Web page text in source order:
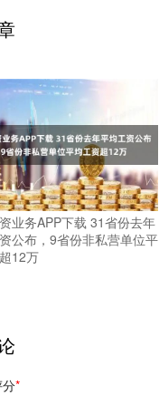
业务APP下载 31省份去年
公布，9省份非私营单位平
12万
*